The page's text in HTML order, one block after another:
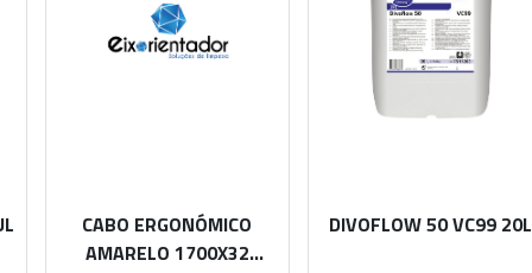
CABO ERGONÓMICO
AMARELO 1700X32
DIVOFLOW 50 VC99 20L